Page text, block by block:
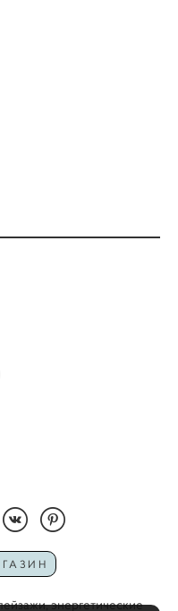
энергетические